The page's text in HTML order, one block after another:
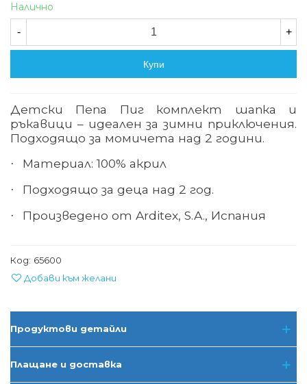
Налично
- +
Купи
Детски Пепа Пиг комплект шапка и
ръкавици – идеален за зимни приключения.
Подходящо за момичета над 2 години.
· Материал: 100% акрил
· Подходящо за деца над 2 год.
· Произведено от Arditex, S.A., Испания
Код: 65600
Добави към желани
Продуктови детайли
Плащане и доставка